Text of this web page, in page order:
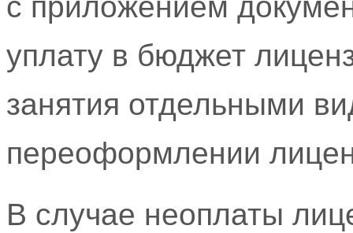
с приложением
уплату в бюджет
занятия отдельными
переоформлении
В случае неоплаты